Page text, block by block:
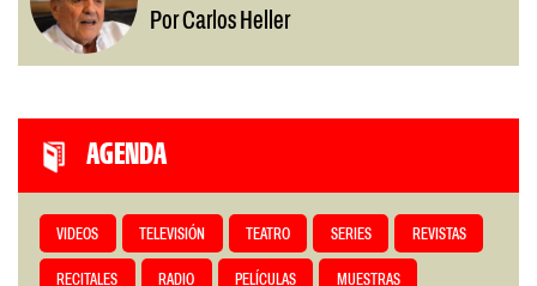
Por Carlos Heller
AGENDA
VIDEOS TELEVISIÓN TEATRO SERIES REVISTAS
RECITALES RADIO PELÍCULAS MUESTRAS